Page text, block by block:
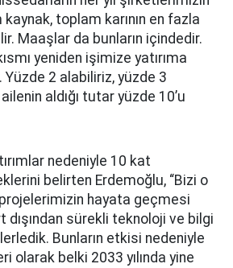
toplam karının en fazla
Maaşlar da bunların içindedir.
yeniden işimize yatırıma
Yüzde 2 alabiliriz, yüzde 3
aldığı tutar yüzde 10’u
nedeniyle 10 kat
belirten Erdemoğlu, “Bizi o
hayata geçmesi
dışından sürekli teknoloji ve bilgi
Bunların etkisi nedeniyle
olarak belki 2033 yılında yine